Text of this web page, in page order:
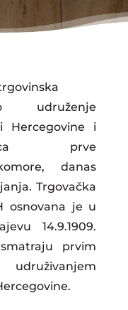
Hercegovine i
prve
danas
Trgovačka
osnovana je u
14.9.1909.
prvim